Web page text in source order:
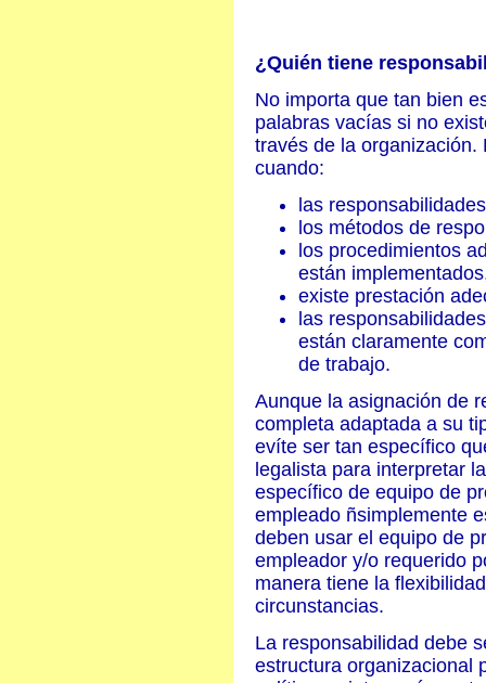
¿Quién tiene
No importa que tan bien
palabras vacías si no
través de la
cuando:
las
los métodos de
los procedimientos
están
existe prestación
las
están claramente
de trabajo.
Aunque la asignación de
completa adaptada a su
evíte ser tan específico
legalista para interpretar
específico de equipo de
empleado ñsimplemente
deben usar el equipo de
empleador y/o requerido
manera tiene la
circunstancias.
La responsabilidad debe
estructura organizacional